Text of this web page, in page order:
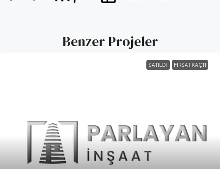
Benzer Projeler
SATILDI FIRSAT KAÇTI